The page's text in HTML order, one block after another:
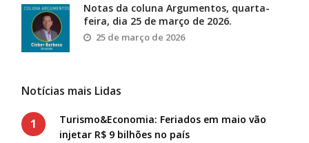
Notas da coluna Argumentos, quarta-
feira, dia 25 de março de 2026.
25 de março de 2026
Notícias mais Lidas
1
Turismo&Economia: Feriados em maio vão
injetar R$ 9 bilhões no país